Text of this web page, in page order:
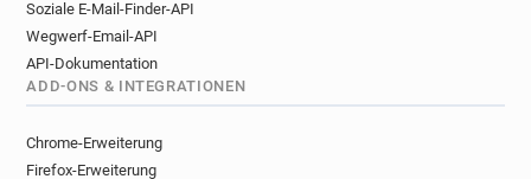
Soziale E-Mail-Finder-API
Wegwerf-Email-API
API-Dokumentation
ADD-ONS & INTEGRATIONEN
Chrome-Erweiterung
Firefox-Erweiterung